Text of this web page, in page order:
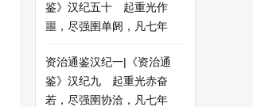
鉴》汉纪五十 起重光作
噩，尽强圉单阏，凡七年
资治通鉴汉纪一|《资治通
鉴》汉纪九 起重光赤奋
若，尽强圉协洽，凡七年